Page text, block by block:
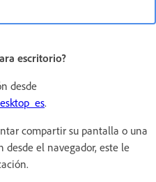
escritorio?
desde
.
compartir su pantalla o una
el navegador, este le